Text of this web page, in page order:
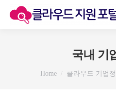
국내 기
You are here:
Home 클라우드 기업